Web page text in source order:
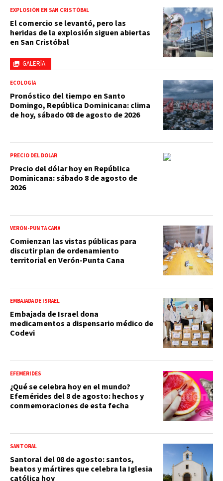
GALERÍA
EXPLOSIÓN EN SAN CRISTÓBAL
El comercio se levantó, pero las
heridas de la explosión siguen abiertas
en San Cristóbal
ECOLOGÍA
Pronóstico del tiempo en Santo
Domingo, República Dominicana: clima
de hoy, sábado 08 de agosto de 2026
PRECIO DEL DÓLAR
Precio del dólar hoy en República
Dominicana: sábado 8 de agosto de
2026
VERÓN-PUNTA CANA
Comienzan las vistas públicas para
discutir plan de ordenamiento
territorial en Verón-Punta Cana
EMBAJADA DE ISRAEL
Embajada de Israel dona
medicamentos a dispensario médico de
Codevi
EFEMÉRIDES
¿Qué se celebra hoy en el mundo?
Efemérides del 8 de agosto: hechos y
conmemoraciones de esta fecha
SANTORAL
Santoral del 08 de agosto: santos,
beatos y mártires que celebra la Iglesia
católica hoy